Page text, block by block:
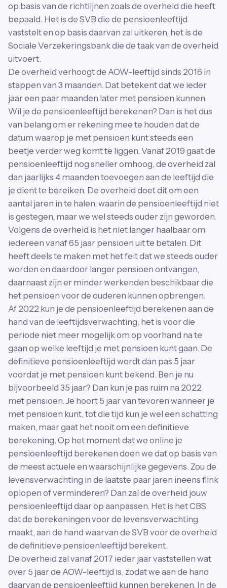
op basis van de richtlijnen zoals de overheid die heeft
bepaald. Het is de SVB die de pensioenleeftijd
vaststelt en op basis daarvan zal uitkeren, het is de
Sociale Verzekeringsbank die de taak van de overheid
uitvoert.
De overheid verhoogt de AOW-leeftijd sinds 2016 in
stappen van 3 maanden. Dat betekent dat we ieder
jaar een paar maanden later met pensioen kunnen.
Wil je de pensioenleeftijd berekenen? Dan is het dus
van belang om er rekening mee te houden dat de
datum waarop je met pensioen kunt steeds een
beetje verder weg komt te liggen. Vanaf 2019 gaat de
pensioenleeftijd nog sneller omhoog, de overheid zal
dan jaarlijks 4 maanden toevoegen aan de leeftijd die
je dient te bereiken. De overheid doet dit om een
aantal jaren in te halen, waarin de pensioenleeftijd niet
is gestegen, maar we wel steeds ouder zijn geworden.
Volgens de overheid is het niet langer haalbaar om
iedereen vanaf 65 jaar pensioen uit te betalen. Dit
heeft deels te maken met het feit dat we steeds ouder
worden en daardoor langer pensioen ontvangen,
daarnaast zijn er minder werkenden beschikbaar die
het pensioen voor de ouderen kunnen opbrengen.
Af 2022 kun je de pensioenleeftijd berekenen aan de
hand van de leeftijdsverwachting, het is voor die
periode niet meer mogelijk om op voorhand na te
gaan op welke leeftijd je met pensioen kunt gaan. De
definitieve pensioenleeftijd wordt dan pas 5 jaar
voordat je met pensioen kunt bekend. Ben je nu
bijvoorbeeld 35 jaar? Dan kun je pas ruim na 2022
met pensioen. Je hoort 5 jaar van tevoren wanneer je
met pensioen kunt, tot die tijd kun je wel een schatting
maken, maar gaat het nooit om een definitieve
berekening. Op het moment dat we online je
pensioenleeftijd berekenen doen we dat op basis van
de meest actuele en waarschijnlijke gegevens. Zou de
levensverwachting in de laatste paar jaren ineens flink
oplopen of verminderen? Dan zal de overheid jouw
pensioenleeftijd daar op aanpassen. Het is het CBS
dat de berekeningen voor de levensverwachting
maakt, aan de hand waarvan de SVB voor de overheid
de definitieve pensioenleeftijd berekent.
De overheid zal vanaf 2017 ieder jaar vaststellen wat
over 5 jaar de AOW-leeftijd is, zodat we aan de hand
daarvan de pensioenleeftijd kunnen berekenen. In de